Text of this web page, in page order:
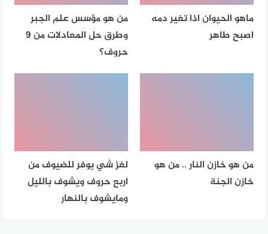
ماهو الحيوان اذا تغير دمه
اصبح طاهر
من هو مؤسس علم الجبر
وطرق حل المعادلات من 9
حروف؟
من هو خازن النار .. من هو
خازن الجنة
لغز شي يوفر للضيوف من
اربع حروف ويشوف بالليل
ومايشوف بالنهار